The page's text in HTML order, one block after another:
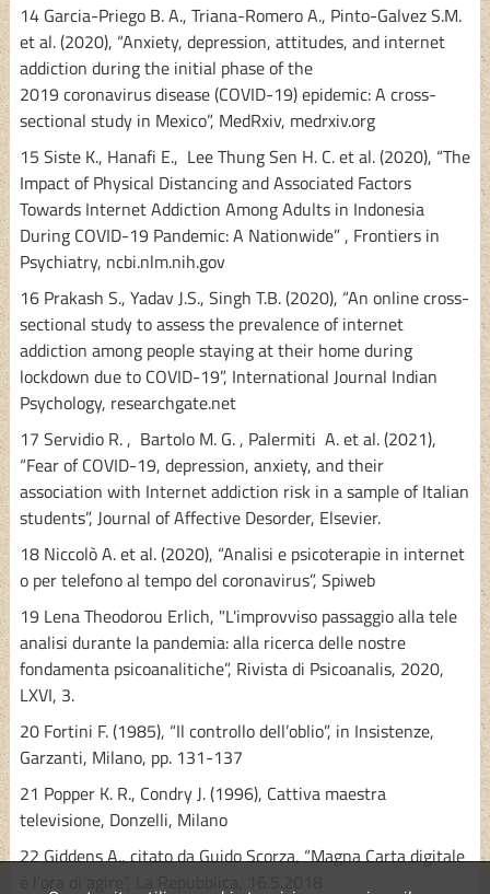
14 Garcia-Priego B. A., Triana-Romero A., Pinto-Galvez S.M.
et al. (2020), “Anxiety, depression, attitudes, and internet
addiction during the initial phase of the
2019 coronavirus disease (COVID-19) epidemic: A cross-
sectional study in Mexico”, MedRxiv, medrxiv.org
15 Siste K., Hanafi E., Lee Thung Sen H. C. et al. (2020), “The
Impact of Physical Distancing and Associated Factors
Towards Internet Addiction Among Adults in Indonesia
During COVID-19 Pandemic: A Nationwide” , Frontiers in
Psychiatry, ncbi.nlm.nih.gov
16 Prakash S., Yadav J.S., Singh T.B. (2020), “An online cross-
sectional study to assess the prevalence of internet
addiction among people staying at their home during
lockdown due to COVID-19”, International Journal Indian
Psychology, researchgate.net
17 Servidio R. , Bartolo M. G. , Palermiti A. et al. (2021),
“Fear of COVID-19, depression, anxiety, and their
association with Internet addiction risk in a sample of Italian
students”, Journal of Affective Desorder, Elsevier.
18 Niccolò A. et al. (2020), “Analisi e psicoterapie in internet
o per telefono al tempo del coronavirus”, Spiweb
19 Lena Theodorou Erlich, "L'improvviso passaggio alla tele
analisi durante la pandemia: alla ricerca delle nostre
fondamenta psicoanalitiche”, Rivista di Psicoanalis, 2020,
LXVI, 3.
20 Fortini F. (1985), “Il controllo dell’oblio”, in Insistenze,
Garzanti, Milano, pp. 131-137
21 Popper K. R., Condry J. (1996), Cattiva maestra
televisione, Donzelli, Milano
22 Giddens A., citato da Guido Scorza, “Magna Carta digitale